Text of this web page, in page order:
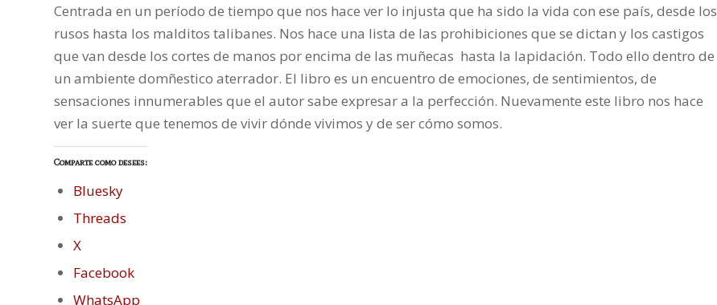
Centrada en un período de tiempo que nos hace ver lo injusta que ha sido la vida con ese país, desde los
rusos hasta los malditos talibanes. Nos hace una lista de las prohibiciones que se dictan y los castigos
que van desde los cortes de manos por encima de las muñecas hasta la lapidación. Todo ello dentro de
un ambiente domñestico aterrador. El libro es un encuentro de emociones, de sentimientos, de
sensaciones innumerables que el autor sabe expresar a la perfección. Nuevamente este libro nos hace
ver la suerte que tenemos de vivir dónde vivimos y de ser cómo somos.
Comparte como desees:
Bluesky
Threads
X
Facebook
WhatsApp